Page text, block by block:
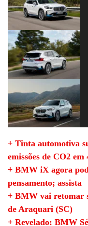
+ Tinta automotiva
emissões de CO2 em
+ BMW iX agora
pensamento; assista
+ BMW vai retomar
de Araquari (SC)
+ Revelado: BMW